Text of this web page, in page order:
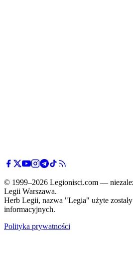
© 1999–2026 Legionisci.com —
Legii Warszawa.
Herb Legii, nazwa "Legia" użyte
informacyjnych.
Polityka prywatności